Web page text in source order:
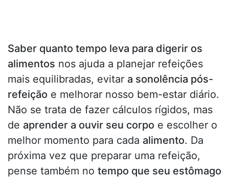
Saber quanto tempo leva para digerir os
alimentos nos ajuda a planejar refeições
mais equilibradas, evitar a sonolência pós-
refeição e melhorar nosso bem-estar diário.
Não se trata de fazer cálculos rígidos, mas
de aprender a ouvir seu corpo e escolher o
melhor momento para cada alimento. Da
próxima vez que preparar uma refeição,
pense também no tempo que seu estômago